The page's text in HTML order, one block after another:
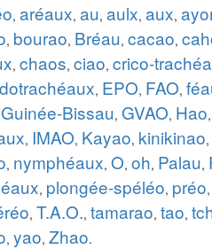
, aréaux, au, aulx, aux,
, bourao, Bréau, cacao,
, chaos, ciao, crico-
, EPO, FAO,
Guinée-Bissau, GVAO, Hao,
, IMAO, Kayao, kinikinao,
, nymphéaux, O, oh, Palau,
, plongée-spéléo, préo,
, T.A.O., tamarao, tao,
, yao, Zhao.